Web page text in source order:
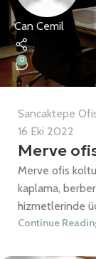
Can Cemil
0
Sancaktepe
16 Eki 2022
Merve
Merve ofis
kaplama,
hizmetlerinde
Continue